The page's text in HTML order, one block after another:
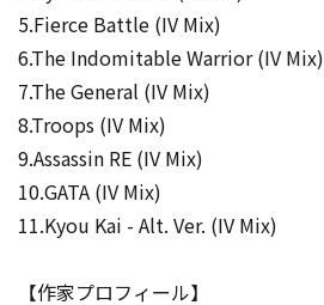
5.Fierce Battle (IV Mix)
6.The Indomitable Warrior (IV Mix)
7.The General (IV Mix)
8.Troops (IV Mix)
9.Assassin RE (IV Mix)
10.GATA (IV Mix)
11.Kyou Kai - Alt. Ver. (IV Mix)
【作家プロフィール】